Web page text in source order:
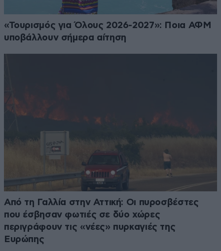
«Τουρισμός για Όλους 2026-2027»: Ποια ΑΦΜ
υποβάλλουν σήμερα αίτηση
Από τη Γαλλία στην Αττική: Οι πυροσβέστες
που έσβησαν φωτιές σε δύο χώρες
περιγράφουν τις «νέες» πυρκαγιές της
Ευρώπης